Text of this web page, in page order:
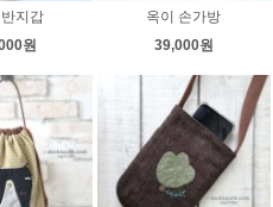
지갑
원
옥이 손가방
39,000원